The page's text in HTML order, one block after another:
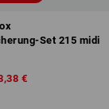
Set 215 midi
€